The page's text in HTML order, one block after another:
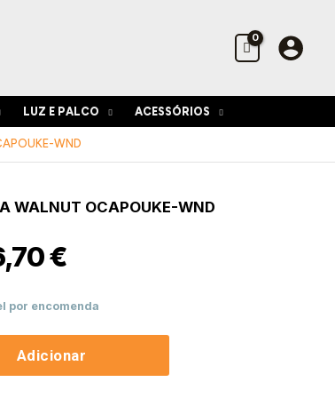
LUZ E PALCO ACESSÓRIOS
WND
WALNUT OCAPOUKE-WND
€
por encomenda
Adicionar